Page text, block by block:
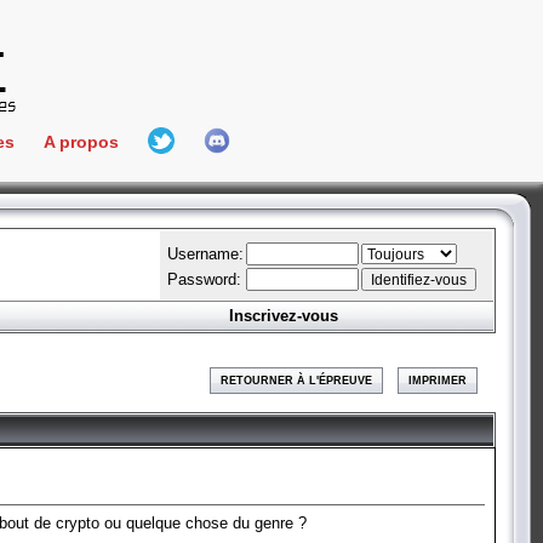
Connect
A propos
L'équipe
Hall Of Fame
Username:
Password:
Inscrivez-vous
RETOURNER À L'ÉPREUVE IMPRIMER
de crypto ou quelque chose du genre ?